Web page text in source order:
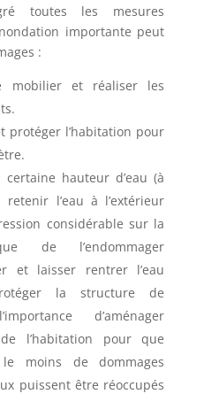
toutes les mesures
importante peut
:
et réaliser les
protéger l’habitation pour
hauteur d’eau (à
l’eau à l’extérieur
considérable sur la
de l’endommager
et laisser rentrer l’eau
la structure de
d’aménager
l’habitation pour que
moins de dommages
puissent être réoccupés